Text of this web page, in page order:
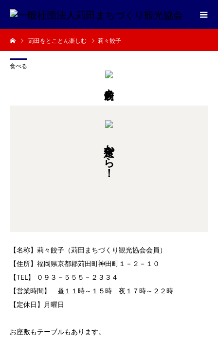
苅田をとことん楽しむ 莉々餃子
食べる
定食から！
【名称】莉々餃子（苅田まちづくり観光協会会員）
【住所】福岡県京都郡苅田町神田町１－２－１０
【TEL】 ０９３－５５５－２３３４
【営業時間】 昼１１時～１５時 夜１７時～２２時
【定休日】月曜日
お座敷もテーブルもあります。